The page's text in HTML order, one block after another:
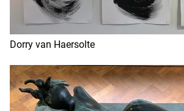
Dorry van Haersolte